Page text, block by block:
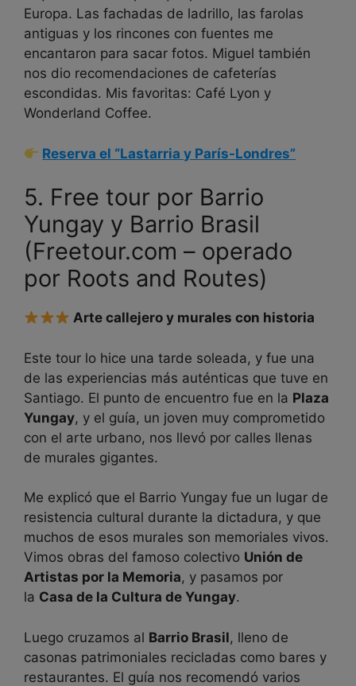
Europa. Las fachadas de ladrillo, las farolas
antiguas y los rincones con fuentes me
encantaron para sacar fotos. Miguel también
nos dio recomendaciones de cafeterías
escondidas. Mis favoritas: Café Lyon y
Wonderland Coffee.
Reserva el “Lastarria y París-Londres”
5. Free tour por Barrio
Yungay y Barrio Brasil
(Freetour.com – operado
por Roots and Routes)
Arte callejero y murales con historia
Este tour lo hice una tarde soleada, y fue una
de las experiencias más auténticas que tuve en
Santiago. El punto de encuentro fue en la Plaza
Yungay, y el guía, un joven muy comprometido
con el arte urbano, nos llevó por calles llenas
de murales gigantes.
Me explicó que el Barrio Yungay fue un lugar de
resistencia cultural durante la dictadura, y que
muchos de esos murales son memoriales vivos.
Vimos obras del famoso colectivo Unión de
Artistas por la Memoria, y pasamos por
la Casa de la Cultura de Yungay.
Luego cruzamos al Barrio Brasil, lleno de
casonas patrimoniales recicladas como bares y
restaurantes. El guía nos recomendó varios